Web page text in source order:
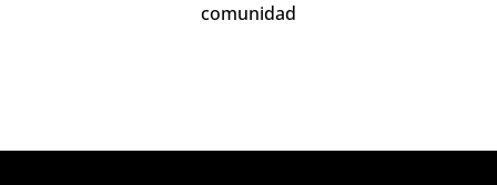
comunidad